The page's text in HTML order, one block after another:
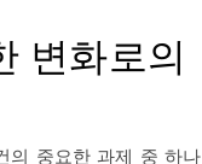
변화로의
의 중요한 과제 중 하나